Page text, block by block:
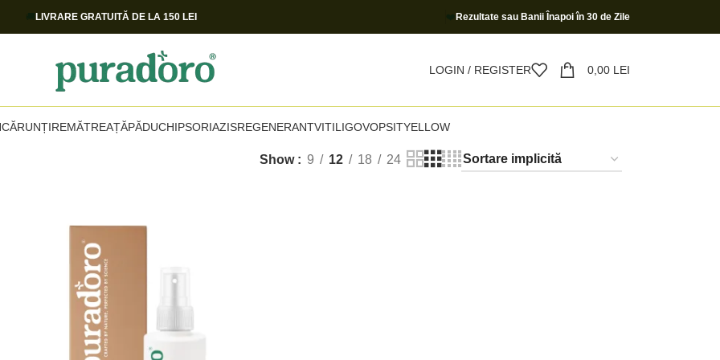
LIVRARE GRATUITĂ DE LA 150 LEI Rezultate sau Banii Înapoi în 30 de Zile
LOGIN / REGISTER 0,00 LEI
MĂTREAȚĂPĂDUCHIPSORIAZISREGENERANTVITILIGOVOPSITYELLOW
Show 9 12 18 24